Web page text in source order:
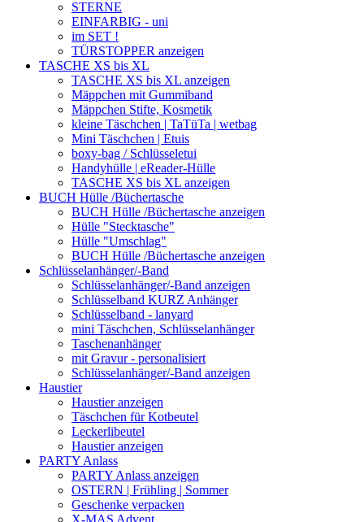
STERNE
EINFARBIG - uni
im SET !
TÜRSTOPPER anzeigen
TASCHE XS bis XL
TASCHE XS bis XL anzeigen
Mäppchen mit Gummiband
Mäppchen Stifte, Kosmetik
kleine Täschchen | TaTüTa | wetbag
Mini Täschchen | Etuis
boxy-bag / Schlüsseletui
Handyhülle | eReader-Hülle
TASCHE XS bis XL anzeigen
BUCH Hülle /Büchertasche
BUCH Hülle /Büchertasche anzeigen
Hülle "Stecktasche"
Hülle "Umschlag"
BUCH Hülle /Büchertasche anzeigen
Schlüsselanhänger/-Band
Schlüsselanhänger/-Band anzeigen
Schlüsselband KURZ Anhänger
Schlüsselband - lanyard
mini Täschchen, Schlüsselanhänger
Taschenanhänger
mit Gravur - personalisiert
Schlüsselanhänger/-Band anzeigen
Haustier
Haustier anzeigen
Täschchen für Kotbeutel
Leckerlibeutel
Haustier anzeigen
PARTY Anlass
PARTY Anlass anzeigen
OSTERN | Frühling | Sommer
Geschenke verpacken
X-MAS Advent